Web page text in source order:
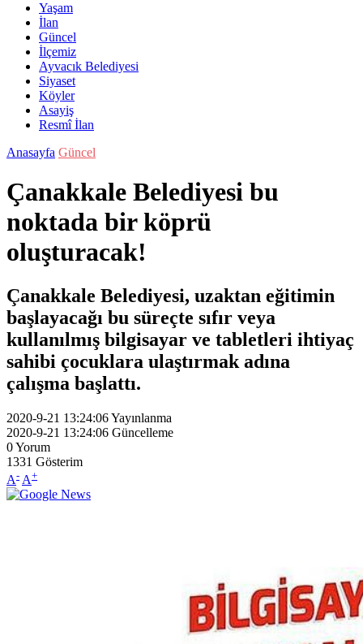
Yaşam
İlan
Güncel
İlçemiz
Ayvacık Belediyesi
Siyaset
Köyler
Asayiş
Resmî İlan
Anasayfa Güncel
Çanakkale Belediyesi bu
noktada bir köprü
oluşturacak!
Çanakkale Belediyesi, uzaktan eğitimin
başlayacağı bu süreçte sıfır veya
kullanılmış bilgisayar ve tabletleri ihtiyaç
sahibi çocuklara ulaştırmak adına
çalışma başlattı.
2020-9-21 13:24:06Yayınlanma
2020-9-21 13:24:06 Güncelleme
0Yorum
1331 Gösterim
A- A+